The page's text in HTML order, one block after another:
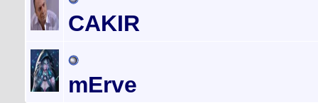
CAKIR
mErve